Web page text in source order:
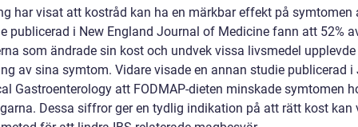
har visat att kostråd kan ha en märkbar effekt på symtomen
publicerad i New England Journal of Medicine fann att 52%
som ändrade sin kost och undvek vissa livsmedel upplevde
av sina symtom. Vidare visade en annan studie publicerad i
Gastroenterology att FODMAP-dieten minskade symtomen
Dessa siffror ger en tydlig indikation på att rätt kost kan